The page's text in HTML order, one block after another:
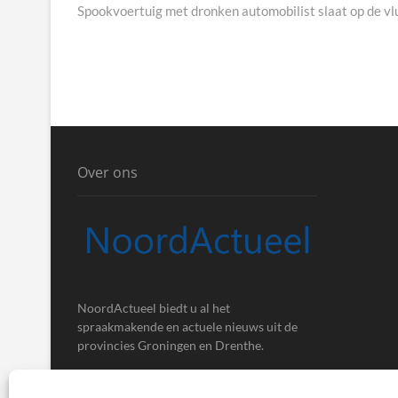
post:
Spookvoertuig met dronken automobilist slaat op de
Over ons
NoordActueel biedt u al het
spraakmakende en actuele nieuws uit de
provincies Groningen en Drenthe.